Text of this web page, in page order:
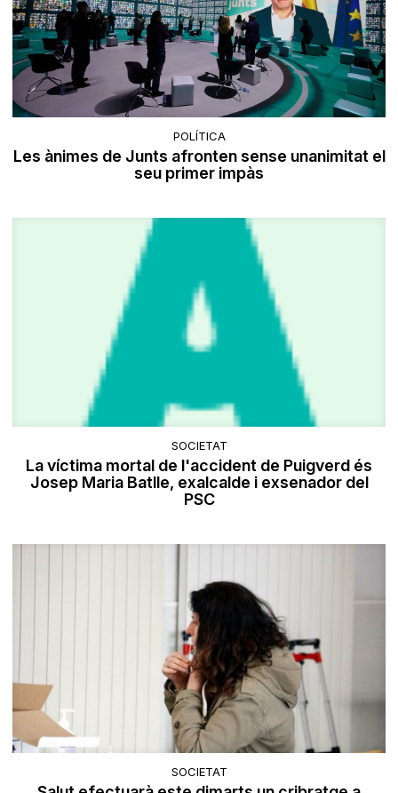
POLÍTICA
Les ànimes de Junts afronten sense unanimitat el
seu primer impàs
SOCIETAT
La víctima mortal de l'accident de Puigverd és
Josep Maria Batlle, exalcalde i exsenador del
PSC
SOCIETAT